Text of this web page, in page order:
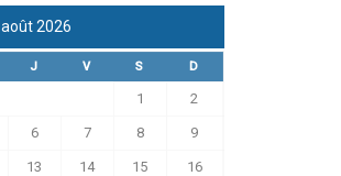
août 2026
J V S D
1 2
6 7 8 9
13 14 15 16